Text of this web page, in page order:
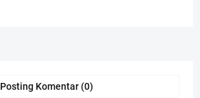
Posting Komentar (0)